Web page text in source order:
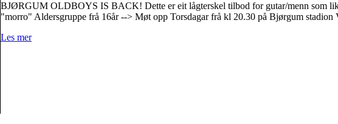
BJØRGUM OLDBOYS IS BACK! Dette er eit lågterskel tilbod for gutar/menn som
"morro" Aldersgruppe frå 16år --> Møt opp Torsdagar frå kl 20.30 på Bjørgum stadion
Les mer